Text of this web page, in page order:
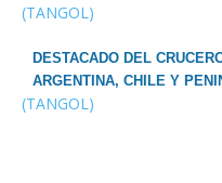
(TANGOL)
DESTACADO DEL
ARGENTINA, CHILE Y
(TANGOL)